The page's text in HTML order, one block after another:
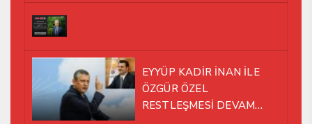
EYYÜP KADİR İNAN İLE
ÖZGÜR ÖZEL
RESTLEŞMESİ DEVAM